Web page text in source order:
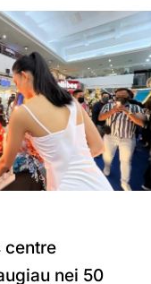
centre
nei 50